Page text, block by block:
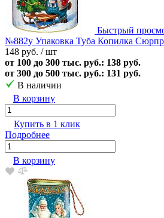
Быстрый
№882у Упаковка Туба Копилка
148 руб. / шт
от 100 до 300 тыс. руб.: 138 руб.
от 300 до 500 тыс. руб.: 131 руб.
В наличии
В корзину
Купить в 1 клик
Подробнее
В корзину